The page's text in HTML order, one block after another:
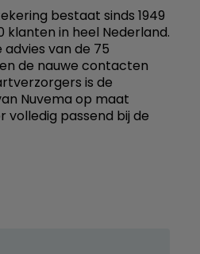
bestaat sinds 1949
klanten in heel Nederland.
van de 75
de nauwe contacten
is de
Nuvema op maat
passend bij de